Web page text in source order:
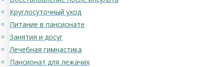
Круглосуточный уход
Питание в пансионате
Занятия и досуг
Лечебная гимнастика
Пансионат для лежачих